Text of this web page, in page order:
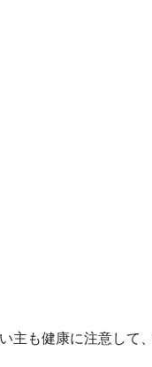
主も健康に注意して